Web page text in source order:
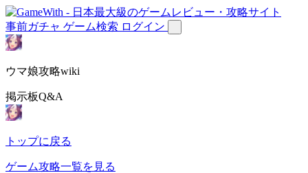
事前ガチャ ゲーム検索 ログイン
ウマ娘攻略wiki
掲示板Q&A
トップに戻る
ゲーム攻略一覧を見る